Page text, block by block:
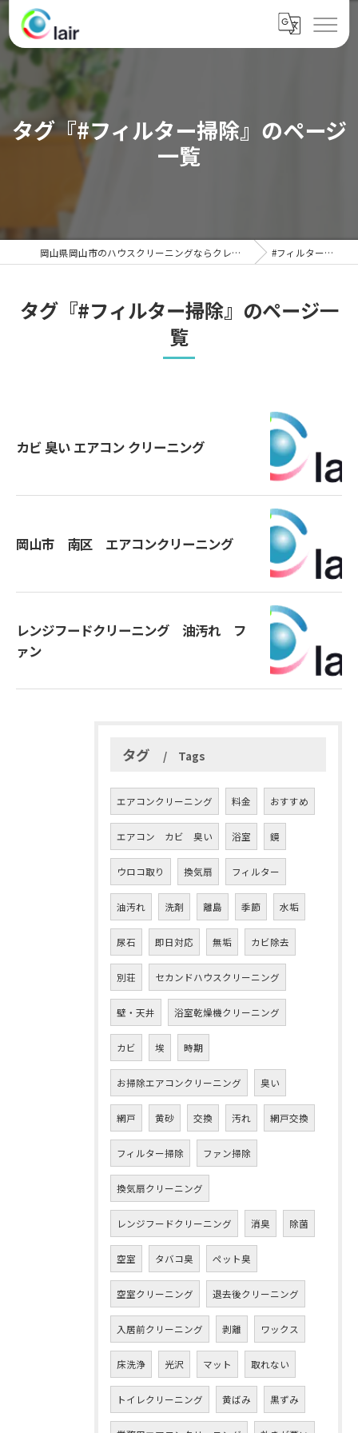
タグ『#フィルター掃除』のページ
一覧
岡山県岡山市のハウスクリーニングならクレール #フィルター掃除
タグ『#フィルター掃除』のページ一
覧
カビ 臭い エアコン クリーニング
岡山市 南区 エアコンクリーニング
レンジフードクリーニング 油汚れ フ
ァン
タグ Tags
エアコンクリーニング 料金 おすすめ
エアコン カビ 臭い 浴室 鏡
ウロコ取り 換気扇 フィルター
油汚れ 洗剤 離島 季節 水垢
尿石 即日対応 無垢 カビ除去
別荘 セカンドハウスクリーニング
壁・天井 浴室乾燥機クリーニング
カビ 埃 時期
お掃除エアコンクリーニング 臭い
網戸 黄砂 交換 汚れ 網戸交換
フィルター掃除 ファン掃除
換気扇クリーニング
レンジフードクリーニング 消臭 除菌
空室 タバコ臭 ペット臭
空室クリーニング 退去後クリーニング
入居前クリーニング 剥離 ワックス
床洗浄 光沢 マット 取れない
トイレクリーニング 黄ばみ 黒ずみ